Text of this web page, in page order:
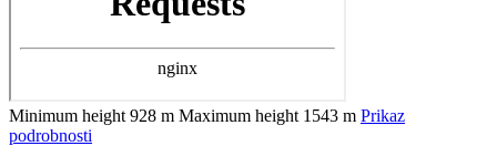
Minimum height 928 m Maximum height 1543 m Prikaz
podrobnosti